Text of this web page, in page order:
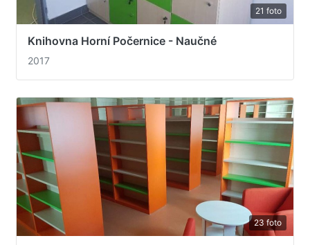
21 foto
Knihovna Horní Počernice - Naučné
2017
23 foto